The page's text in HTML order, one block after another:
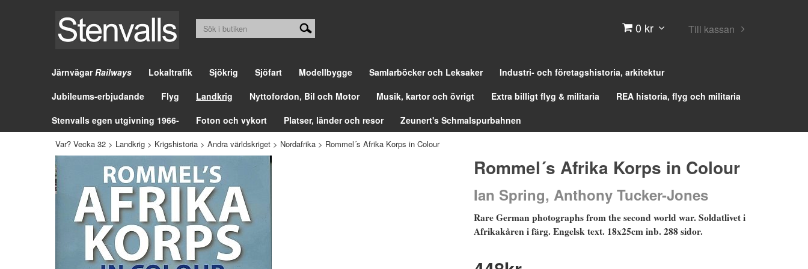
0 kr Till kassan
JärnvägarRailways Lokaltrafik Sjökrig Sjöfart Modellbygge Samlarböcker och Leksaker
Industri- och företagshistoria, arkitektur
Jubileums-erbjudande
Flyg Landkrig Nyttofordon, Bil och Motor Musik, kartor och övrigt Extra billigt flyg & militaria
REA historia, flyg och militaria
Stenvalls egen utgivning 1966-
Foton och vykort Platser, länder och resor Zeunert's Schmalspurbahnen
Var? Vecka 32 > Landkrig > Krigshistoria > Andra världskriget > Nordafrika > Rommel´s Afrika Korps in Colour
Rommel´s Afrika Korps in Colour
Ian Spring, Anthony Tucker-Jones
Rare German photographs from the second world war. Soldatlivet i
Afrikakåren i färg. Engelsk text. 18x25cm inb. 288 sidor.